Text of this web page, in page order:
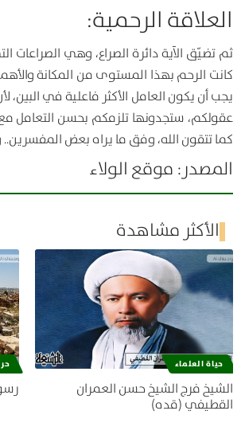
العلاقة الرحمية:
ثم تضيّق الآية دائرة الصراع، وهي الصراعات
كانت الرحم بهذا المستوى من المكانة
يجب أن يكون العامل الأكثر فاعلية في
عقولكم، ستجدونها تلزمكم بحسن التعامل
كما تتقون الله، وفق ما يراه بعض
المصدر: موقع الولاء
الأكثر مشاهدة
حياة العلماء
الشيخ فرج الشيخ حسن العمران
القطيفي (قده)